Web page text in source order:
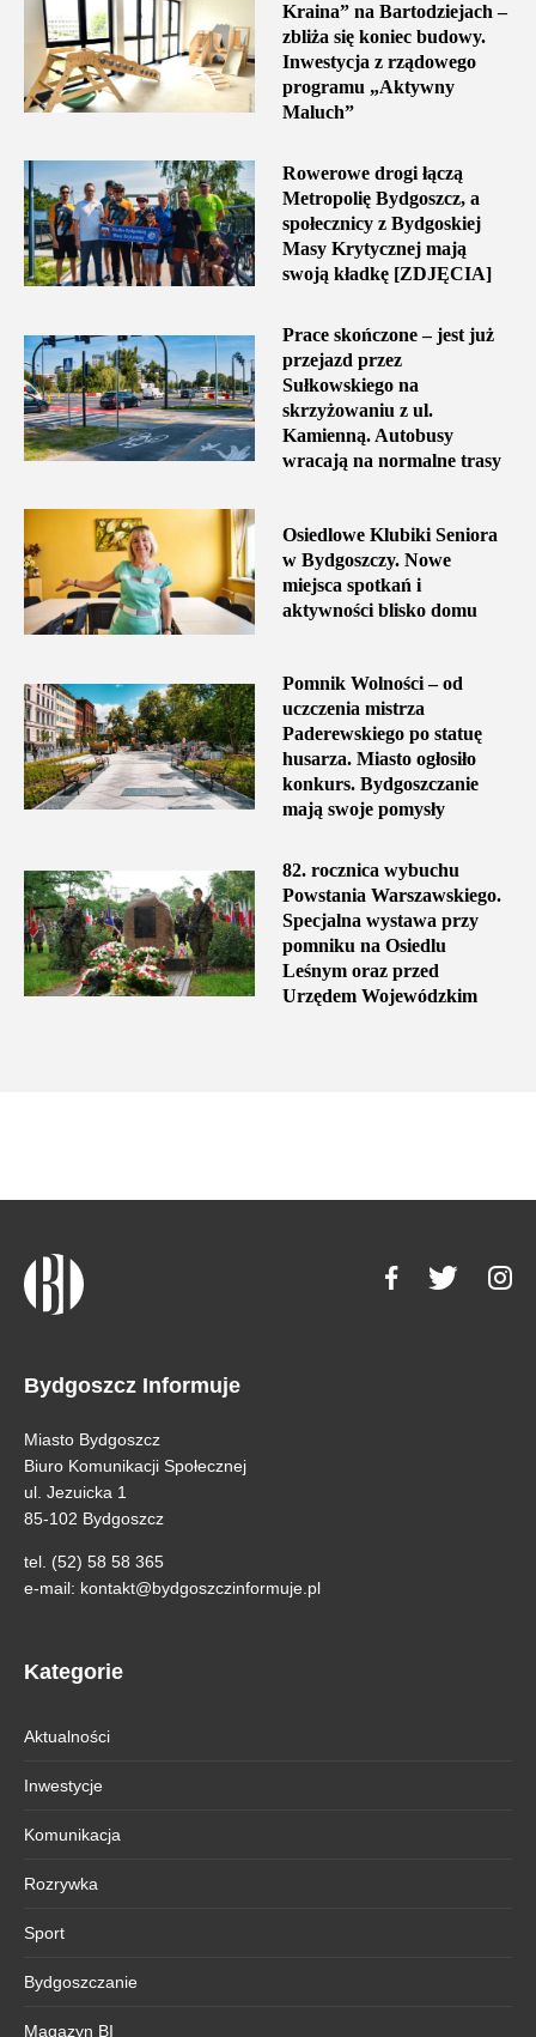
Kraina” na Bartodziejach –
zbliża się koniec budowy.
Inwestycja z rządowego
programu „Aktywny
Maluch”
Rowerowe drogi łączą
Metropolię Bydgoszcz, a
społecznicy z Bydgoskiej
Masy Krytycznej mają
swoją kładkę [ZDJĘCIA]
Prace skończone – jest już
przejazd przez
Sułkowskiego na
skrzyżowaniu z ul.
Kamienną. Autobusy
wracają na normalne trasy
Osiedlowe Klubiki Seniora
w Bydgoszczy. Nowe
miejsca spotkań i
aktywności blisko domu
Pomnik Wolności – od
uczczenia mistrza
Paderewskiego po statuę
husarza. Miasto ogłosiło
konkurs. Bydgoszczanie
mają swoje pomysły
82. rocznica wybuchu
Powstania Warszawskiego.
Specjalna wystawa przy
pomniku na Osiedlu
Leśnym oraz przed
Urzędem Wojewódzkim
Bydgoszcz Informuje
Miasto Bydgoszcz
Biuro Komunikacji Społecznej
ul. Jezuicka 1
85-102 Bydgoszcz
tel. (52) 58 58 365
e-mail: kontakt@bydgoszczinformuje.pl
Kategorie
Aktualności
Inwestycje
Komunikacja
Rozrywka
Sport
Bydgoszczanie
Magazyn BI